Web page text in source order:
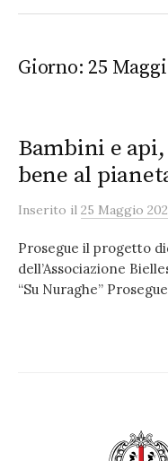
Giorno:25
Bambini e api,
bene al
Inserito il 25 Maggio
Prosegue il progetto
dell’Associazione
“Su Nuraghe”